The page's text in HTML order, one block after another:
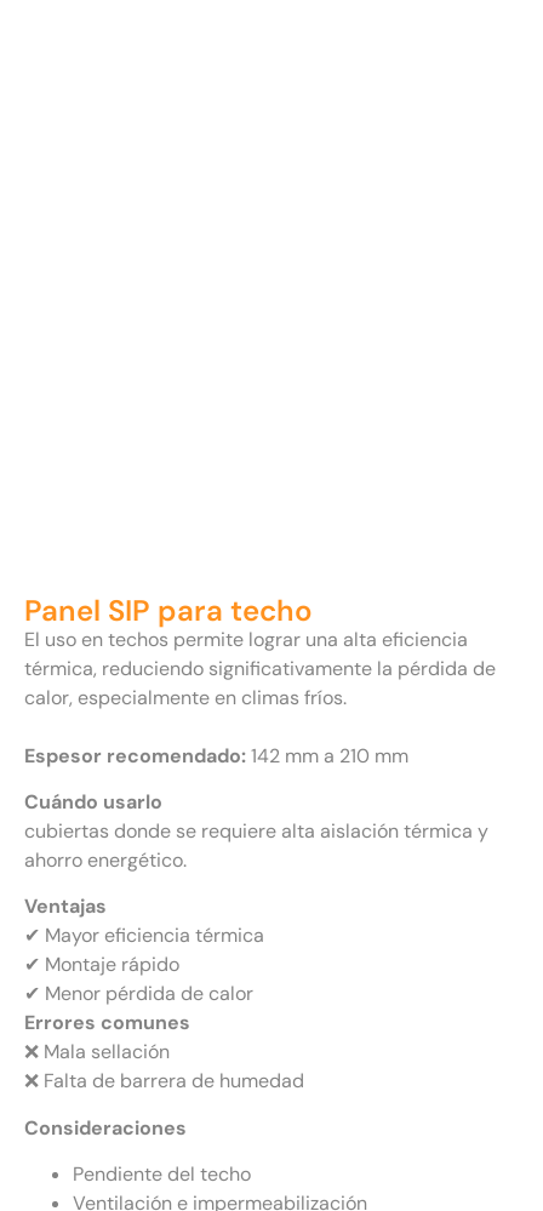
Panel SIP para techo
El uso en techos permite lograr una alta eficiencia
térmica, reduciendo significativamente la pérdida de
calor, especialmente en climas fríos.
Espesor recomendado:142 mm a 210 mm
Cuándo usarlo
cubiertas donde se requiere alta aislación térmica y
ahorro energético.
Ventajas
✔ Mayor eficiencia térmica
✔ Montaje rápido
✔ Menor pérdida de calor
Errores comunes
❌ Mala sellación
❌ Falta de barrera de humedad
Consideraciones
Pendiente del techo
Ventilación e impermeabilización